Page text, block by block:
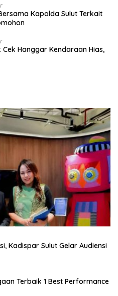
Kapolda Sulut Terkait
Hanggar Kendaraan Hias,
Kadispar Sulut Gelar Audiensi
Terbaik 1 Best Performance